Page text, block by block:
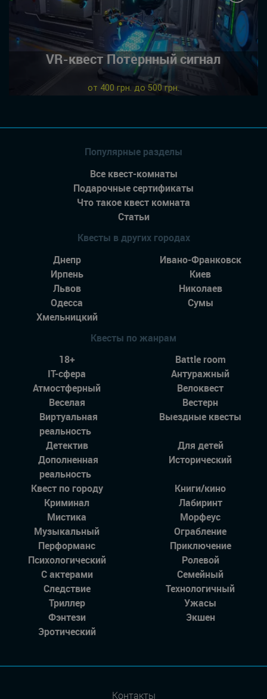
VR-квест Потернный сигнал
от 400 грн. до 500 грн.
Популярные разделы
Все квест-комнаты
Подарочные сертификаты
Что такое квест комната
Статьи
Квесты в других городах
Днепр
Ивано-Франковск
Ирпень
Киев
Львов
Николаев
Одесса
Сумы
Хмельницкий
Квесты по жанрам
18+
Battle room
IT-сфера
Антуражный
Атмостферный
Велоквест
Веселая
Вестерн
Виртуальная
реальность
Выездные квесты
Детектив
Для детей
Дополненная
реальность
Исторический
Квест по городу
Книги/кино
Криминал
Лабиринт
Мистика
Морфеус
Музыкальный
Ограбление
Перформанс
Приключение
Психологический
Ролевой
С актерами
Семейный
Следствие
Технологичный
Триллер
Ужасы
Фэнтези
Экшен
Эротический
Контакты